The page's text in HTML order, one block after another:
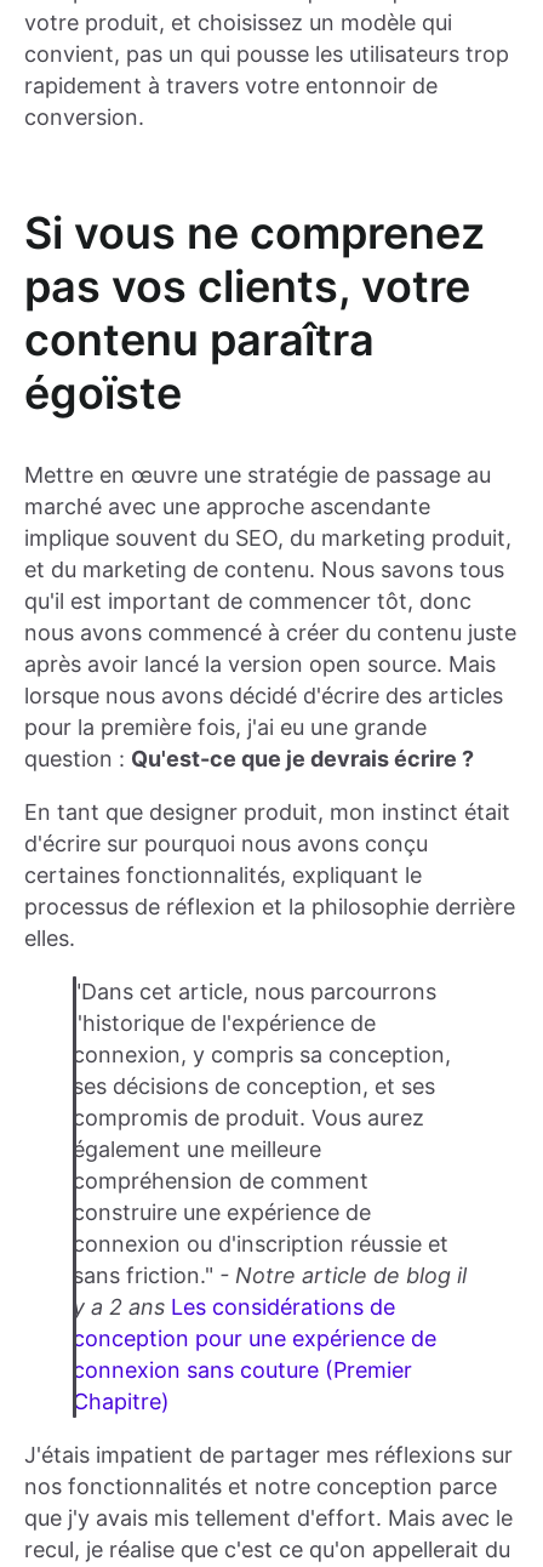
votre produit, et choisissez un modèle qui
convient, pas un qui pousse les utilisateurs trop
rapidement à travers votre entonnoir de
conversion.
Si vous ne comprenez
pas vos clients, votre
contenu paraîtra
égoïste
Mettre en œuvre une stratégie de passage au
marché avec une approche ascendante
implique souvent du SEO, du marketing produit,
et du marketing de contenu. Nous savons tous
qu'il est important de commencer tôt, donc
nous avons commencé à créer du contenu juste
après avoir lancé la version open source. Mais
lorsque nous avons décidé d'écrire des articles
pour la première fois, j'ai eu une grande
question : Qu'est-ce que je devrais écrire ?
En tant que designer produit, mon instinct était
d'écrire sur pourquoi nous avons conçu
certaines fonctionnalités, expliquant le
processus de réflexion et la philosophie derrière
elles.
"Dans cet article, nous parcourrons
l'historique de l'expérience de
connexion, y compris sa conception,
ses décisions de conception, et ses
compromis de produit. Vous aurez
également une meilleure
compréhension de comment
construire une expérience de
connexion ou d'inscription réussie et
sans friction." - Notre article de blog il
y a 2 ans Les considérations de
conception pour une expérience de
connexion sans couture (Premier
Chapitre)
J'étais impatient de partager mes réflexions sur
nos fonctionnalités et notre conception parce
que j'y avais mis tellement d'effort. Mais avec le
recul, je réalise que c'est ce qu'on appellerait du